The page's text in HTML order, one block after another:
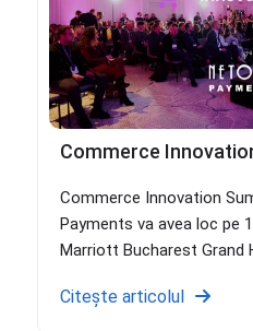
Commerce
Commerce Innovation
Payments va avea loc pe
Marriott Bucharest Grand
Citește articolul